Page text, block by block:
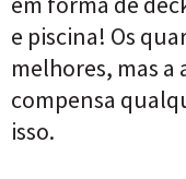
e piscina! Os
melhores, mas
compensa
isso.